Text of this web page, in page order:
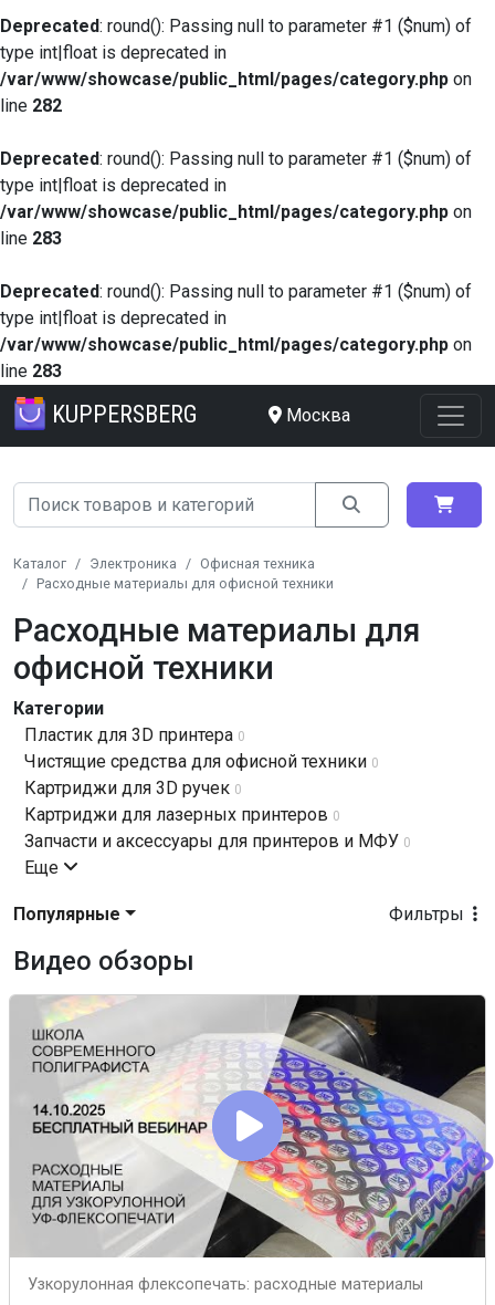
Deprecated: round(): Passing null to parameter #1 ($num) of
type int|float is deprecated in
/var/www/showcase/public_html/pages/category.php on
line 282
Deprecated: round(): Passing null to parameter #1 ($num) of
type int|float is deprecated in
/var/www/showcase/public_html/pages/category.php on
line 283
Deprecated: round(): Passing null to parameter #1 ($num) of
type int|float is deprecated in
/var/www/showcase/public_html/pages/category.php on
line 283
KUPPERSBERG Москва
Каталог Электроника
Офисная техника
Расходные материалы для офисной техники
Расходные материалы для
офисной техники
Категории
Пластик для 3D принтера 0
Чистящие средства для офисной техники 0
Картриджи для 3D ручек 0
Картриджи для лазерных принтеров 0
Запчасти и аксессуары для принтеров и МФУ 0
Еще
Фильтры
Популярные
Видео обзоры
Узкорулонная флексопечать: расходные материалы